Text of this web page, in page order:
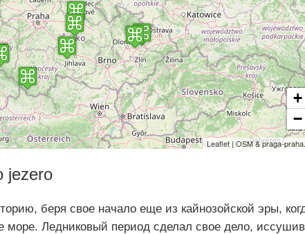
+
−
Leaflet | OSM & praga-
jezero
беря свое начало еще из кайнозойской эры,
море. Ледниковый период сделал свое дело, иссушив